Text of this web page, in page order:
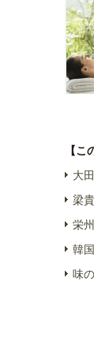
【
大
梁
栄
韓
味